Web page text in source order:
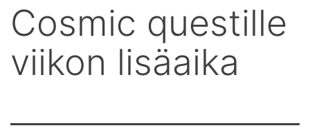
Cosmic questille
viikon lisäaika